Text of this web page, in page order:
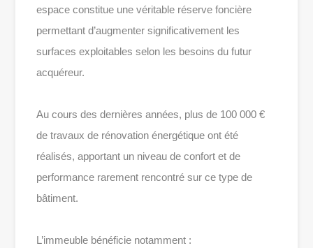
espace constitue une véritable réserve foncière
permettant d’augmenter significativement les
surfaces exploitables selon les besoins du futur
acquéreur.
Au cours des dernières années, plus de 100 000 €
de travaux de rénovation énergétique ont été
réalisés, apportant un niveau de confort et de
performance rarement rencontré sur ce type de
bâtiment.
L’immeuble bénéficie notamment :